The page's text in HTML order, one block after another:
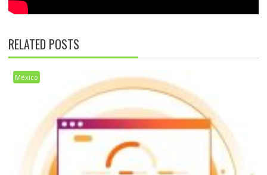
RELATED POSTS
México